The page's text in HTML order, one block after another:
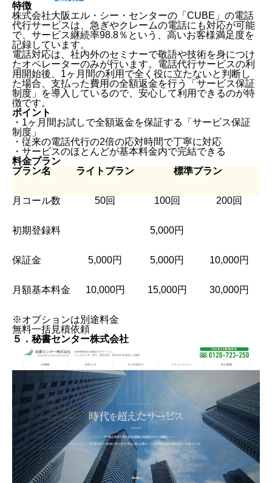
特徴
株式会社大阪エル・シー・センターの「CUBE」の電話
代行サービスは、急ぎやクレームの電話にも対応が可能
で、サービス継続率98.8％という、高いお客様満足度を
記録しています。
電話対応は、社内外のセミナーで敬語や技術を身につけ
たオペレーターのみが行います。電話代行サービスの利
用開始後、1ヶ月間の利用で全く役に立たないと判断し
た場合、支払った費用の全額返金を行う「サービス保証
制度」を導入しているので、安心して利用できるのが特
徴です。
ポイント
・1ヶ月間お試しで全額返金を保証する「サービス保証
制度」
・従来の電話代行の2倍の応対時間で丁寧に対応
・サービスのほとんどが基本料金内で完結できる
料金プラン
プラン名
ライトプラン 標準プラン
月コール数 50回 100回 200回
初期登録料 5,000円
保証金 5,000円 5,000円 10,000円
月額基本料金 10,000円 15,000円 30,000円
※オプションは別途料金
無料一括見積依頼
５．秘書センター株式会社